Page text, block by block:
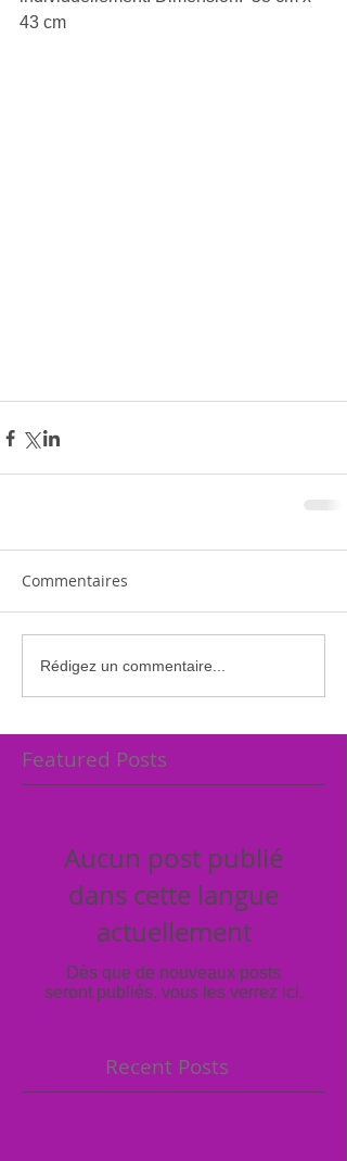
43 cm
Commentaires
Rédigez un commentaire...
Featured Posts
Aucun post publié
dans cette langue
actuellement
Dès que de nouveaux posts
seront publiés, vous les verrez ici.
Recent Posts